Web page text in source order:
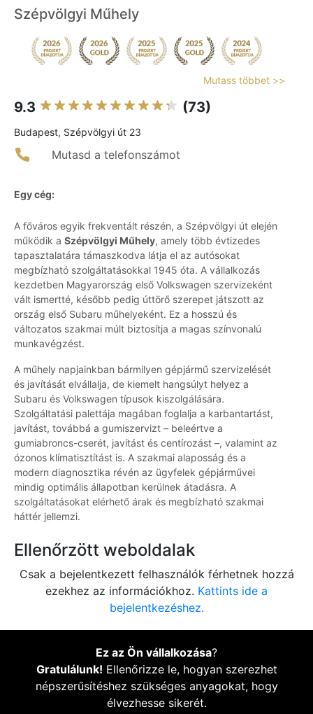
Szépvölgyi Műhely
Mutass többet >>
9.3 (73)
Budapest, Szépvölgyi út 23
Mutasd a telefonszámot
Egy cég:
A főváros egyik frekventált részén, a Szépvölgyi út elején
működik a Szépvölgyi Műhely, amely több évtizedes
tapasztalatára támaszkodva látja el az autósokat
megbízható szolgáltatásokkal 1945 óta. A vállalkozás
kezdetben Magyarország első Volkswagen szervizeként
vált ismertté, később pedig úttörő szerepet játszott az
ország első Subaru műhelyeként. Ez a hosszú és
változatos szakmai múlt biztosítja a magas színvonalú
munkavégzést.
A műhely napjainkban bármilyen gépjármű szervizelését
és javítását elvállalja, de kiemelt hangsúlyt helyez a
Subaru és Volkswagen típusok kiszolgálására.
Szolgáltatási palettája magában foglalja a karbantartást,
javítást, továbbá a gumiszervizt – beleértve a
gumiabroncs-cserét, javítást és centírozást –, valamint az
ózonos klímatisztítást is. A szakmai alaposság és a
modern diagnosztika révén az ügyfelek gépjárművei
mindig optimális állapotban kerülnek átadásra. A
szolgáltatásokat elérhető árak és megbízható szakmai
háttér jellemzi.
Ellenőrzött weboldalak
Csak a bejelentkezett felhasználók férhetnek hozzá
ezekhez az információkhoz. Kattints ide a
bejelentkezéshez.
Ez az Ön vállalkozása?
Gratulálunk! Ellenőrizze le, hogyan szerezhet
népszerűsítéshez szükséges anyagokat, hogy
élvezhesse sikerét.